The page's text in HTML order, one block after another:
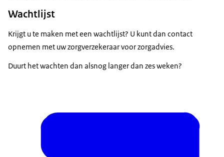
Wachtlijst
Krijgt u te maken met een wachtlijst? U kunt dan contact
opnemen met uw zorgverzekeraar voor zorgadvies.
Duurt het wachten dan alsnog langer dan zes weken?